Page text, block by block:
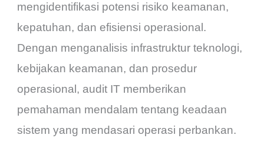
mengidentifikasi potensi risiko keamanan,
kepatuhan, dan efisiensi operasional.
Dengan menganalisis infrastruktur teknologi,
kebijakan keamanan, dan prosedur
operasional, audit IT memberikan
pemahaman mendalam tentang keadaan
sistem yang mendasari operasi perbankan.